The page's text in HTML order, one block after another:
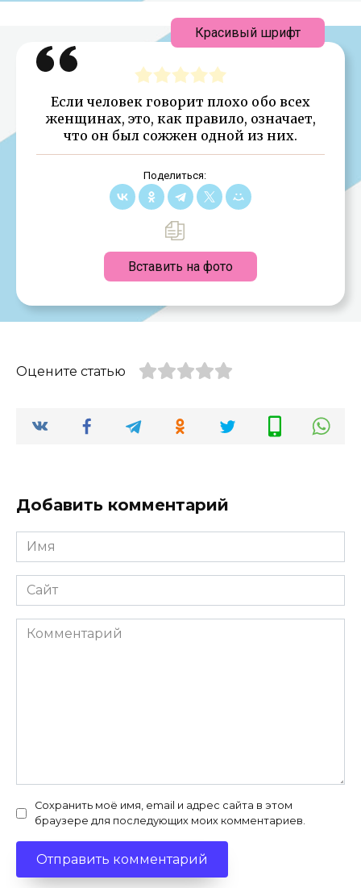
Если человек говорит плохо обо всех
женщинах, это, как правило, означает,
что он был сожжен одной из них.
Поделиться:
Вставить на фото
Красивый шрифт
Оцените статью
Добавить комментарий
Имя
*
Сайт
Комментарий
Сохранить моё имя, email и адрес сайта в этом
браузере для последующих моих комментариев.